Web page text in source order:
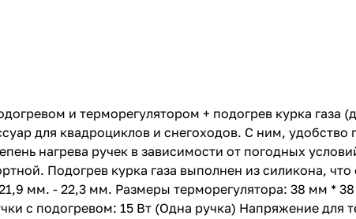
и терморегулятором + подогрев курка газа
для квадроциклов и снегоходов. С ним, удобство
нагрева ручек в зависимости от погодных
Подогрев курка газа выполнен из силикона, что
мм. - 22,3 мм. Размеры терморегулятора: 38 мм *
с подогревом: 15 Вт (Одна ручка) Напряжение для